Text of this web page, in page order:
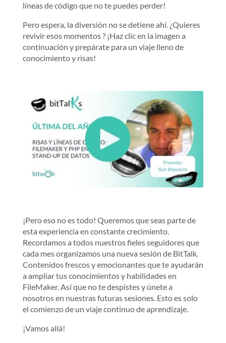
líneas de código que no te puedes perder!
Pero espera, la diversión no se detiene ahí. ¿Quieres
revivir esos momentos ? ¡Haz clic en la imagen a
continuación y prepárate para un viaje lleno de
conocimiento y risas!
¡Pero eso no es todo! Queremos que seas parte de
esta experiencia en constante crecimiento.
Recordamos a todos nuestros fieles seguidores que
cada mes organizamos una nueva sesión de BitTalk.
Contenidos frescos y emocionantes que te ayudarán
a ampliar tus conocimientos y habilidades en
FileMaker. Así que no te despistes y únete a
nosotros en nuestras futuras sesiones. Esto es solo
el comienzo de un viaje continuo de aprendizaje.
¡Vamos allá!